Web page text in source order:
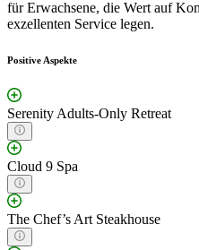
für Erwachsene, die Wert auf
exzellenten Service legen.
Positive Aspekte
Serenity Adults-Only Retreat
Cloud 9 Spa
The Chef’s Art Steakhouse